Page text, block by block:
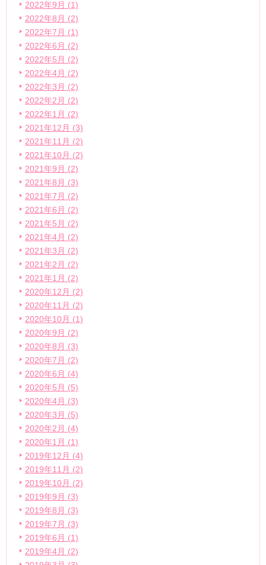
2022年9月 (1)
2022年8月 (2)
2022年7月 (1)
2022年6月 (2)
2022年5月 (2)
2022年4月 (2)
2022年3月 (2)
2022年2月 (2)
2022年1月 (2)
2021年12月 (3)
2021年11月 (2)
2021年10月 (2)
2021年9月 (2)
2021年8月 (3)
2021年7月 (2)
2021年6月 (2)
2021年5月 (2)
2021年4月 (2)
2021年3月 (2)
2021年2月 (2)
2021年1月 (2)
2020年12月 (2)
2020年11月 (2)
2020年10月 (1)
2020年9月 (2)
2020年8月 (3)
2020年7月 (2)
2020年6月 (4)
2020年5月 (5)
2020年4月 (3)
2020年3月 (5)
2020年2月 (4)
2020年1月 (1)
2019年12月 (4)
2019年11月 (2)
2019年10月 (2)
2019年9月 (3)
2019年8月 (3)
2019年7月 (3)
2019年6月 (1)
2019年4月 (2)